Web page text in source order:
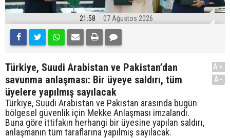
21:58 07 Ağustos 2026
Türkiye, Suudi Arabistan ve Pakistan’dan
savunma anlaşması: Bir üyeye saldırı, tüm
üyelere yapılmış sayılacak
Türkiye, Suudi Arabistan ve Pakistan arasında bugün
bölgesel güvenlik için Mekke Anlaşması imzalandı.
Buna göre ittifakın herhangi bir üyesine yapılan saldırı,
anlaşmanın tüm taraflarına yapılmış sayılacak.
A+
A-